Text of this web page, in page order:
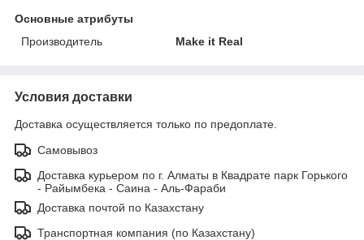
Основные атрибуты
Производитель
Make it Real
Условия доставки
Доставка осуществляется только по предоплате.
Самовывоз
Доставка курьером по г. Алматы в Квадрате парк Горького
- Райымбека - Саина - Аль-Фараби
Доставка почтой по Казахстану
Транспортная компания (по Казахстану)